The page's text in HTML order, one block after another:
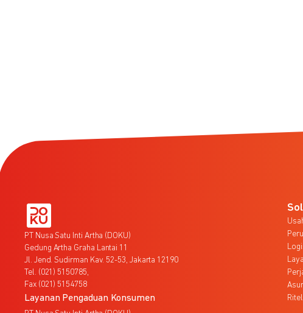
PT Nusa Satu Inti Artha (DOKU)
Gedung Artha Graha Lantai 11
Jl. Jend. Sudirman Kav. 52-53, Jakarta 12190
Tel. (021) 5150785,
Fax (021) 5154758
Layanan Pengaduan Konsumen
Ritel